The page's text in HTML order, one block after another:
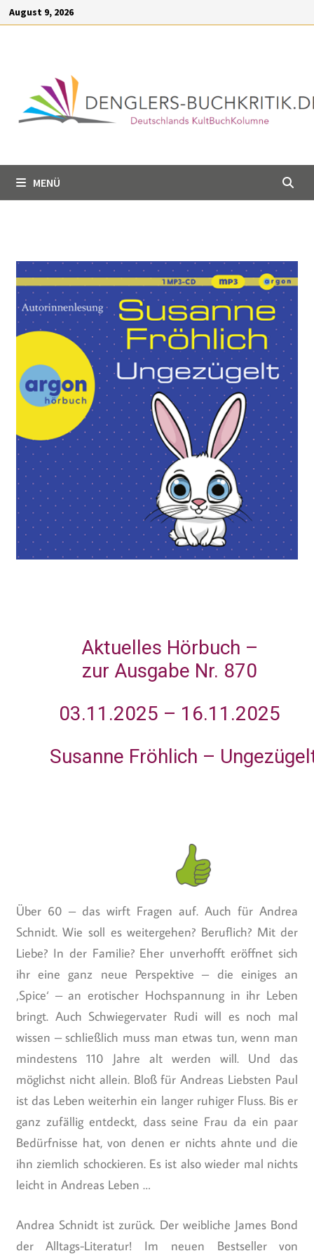
springen
August 9, 2026
MENÜ
Aktuelles Hörbuch –
zur Ausgabe Nr. 870
03.11.2025 – 16.11.2025
Susanne Fröhlich –
Über 60 – das wirft Fragen auf. Auch für Andrea
Schnidt. Wie soll es weitergehen? Beruflich? Mit der
Liebe? In der Familie? Eher unverhofft eröffnet sich
ihr eine ganz neue Perspektive – die einiges an
‚Spice‘ – an erotischer Hochspannung in ihr Leben
bringt. Auch Schwiegervater Rudi will es noch mal
wissen – schließlich muss man etwas tun, wenn man
mindestens 110 Jahre alt werden will. Und das
möglichst nicht allein. Bloß für Andreas Liebsten Paul
ist das Leben weiterhin ein langer ruhiger Fluss. Bis er
ganz zufällig entdeckt, dass seine Frau da ein paar
Bedürfnisse hat, von denen er nichts ahnte und die
ihn ziemlich schockieren. Es ist also wieder mal nichts
leicht in Andreas Leben …
Andrea Schnidt ist zurück. Der weibliche James Bond
der Alltags-Literatur! Im neuen Bestseller von